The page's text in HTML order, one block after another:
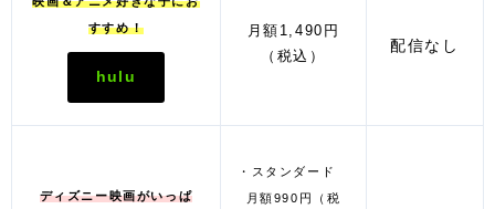
すすめ！
hulu
月額1,490円
（税込）
配信なし
ディズニー映画がいっぱ
・スタンダード
月額990円（税